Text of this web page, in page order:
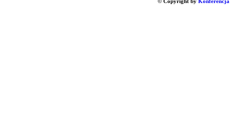
© Copyright by Konferencja